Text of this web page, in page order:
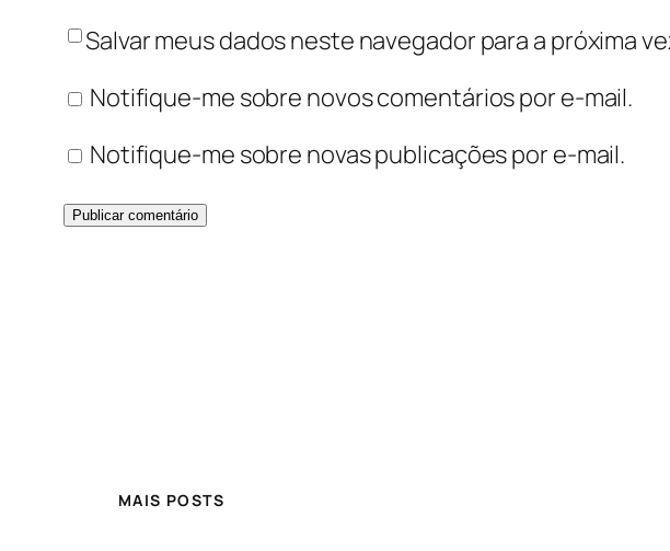
Salvar meus dados neste navegador para a próxima
Notifique-me sobre novos comentários por e-mail.
Notifique-me sobre novas publicações por e-mail.
MAIS POSTS